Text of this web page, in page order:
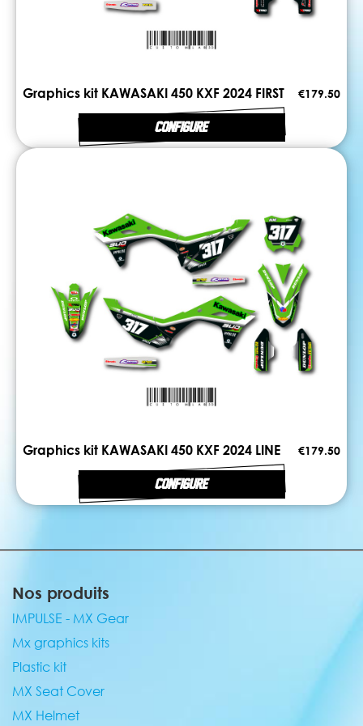
Graphics kit KAWASAKI 450 KXF 2024 FIRST €179.50
CONFIGURE
Graphics kit KAWASAKI 450 KXF 2024 LINE €179.50
CONFIGURE
Nos produits
IMPULSE - MX Gear
Mx graphics kits
Plastic kit
MX Seat Cover
MX Helmet